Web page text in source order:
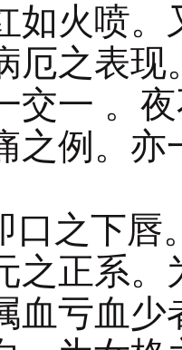
如火喷
厄之表
交一 。
之例。
口之下唇
之正系
血亏血